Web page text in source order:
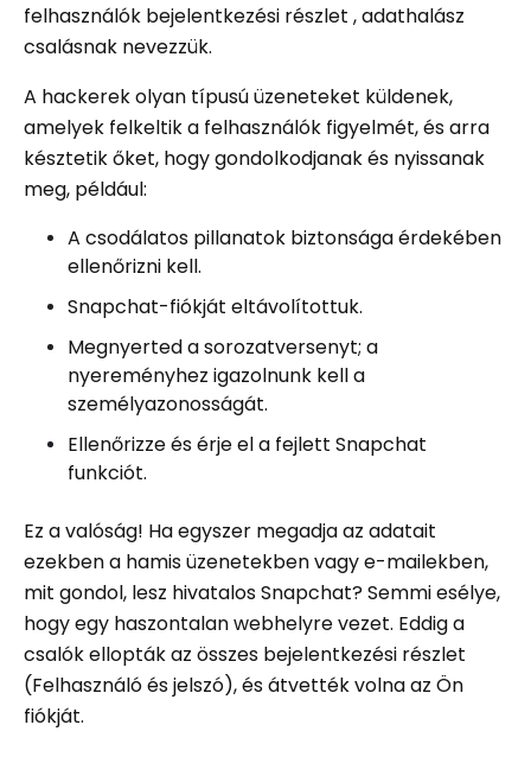
felhasználók bejelentkezési részlet , adathalász
csalásnak nevezzük.
A hackerek olyan típusú üzeneteket küldenek,
amelyek felkeltik a felhasználók figyelmét, és arra
késztetik őket, hogy gondolkodjanak és nyissanak
meg, például:
A csodálatos pillanatok biztonsága érdekében
ellenőrizni kell.
Snapchat-fiókját eltávolítottuk.
Megnyerted a sorozatversenyt; a
nyereményhez igazolnunk kell a
személyazonosságát.
Ellenőrizze és érje el a fejlett Snapchat
funkciót.
Ez a valóság! Ha egyszer megadja az adatait
ezekben a hamis üzenetekben vagy e-mailekben,
mit gondol, lesz hivatalos Snapchat? Semmi esélye,
hogy egy haszontalan webhelyre vezet. Eddig a
csalók ellopták az összes bejelentkezési részlet
(Felhasználó és jelszó), és átvették volna az Ön
fiókját.